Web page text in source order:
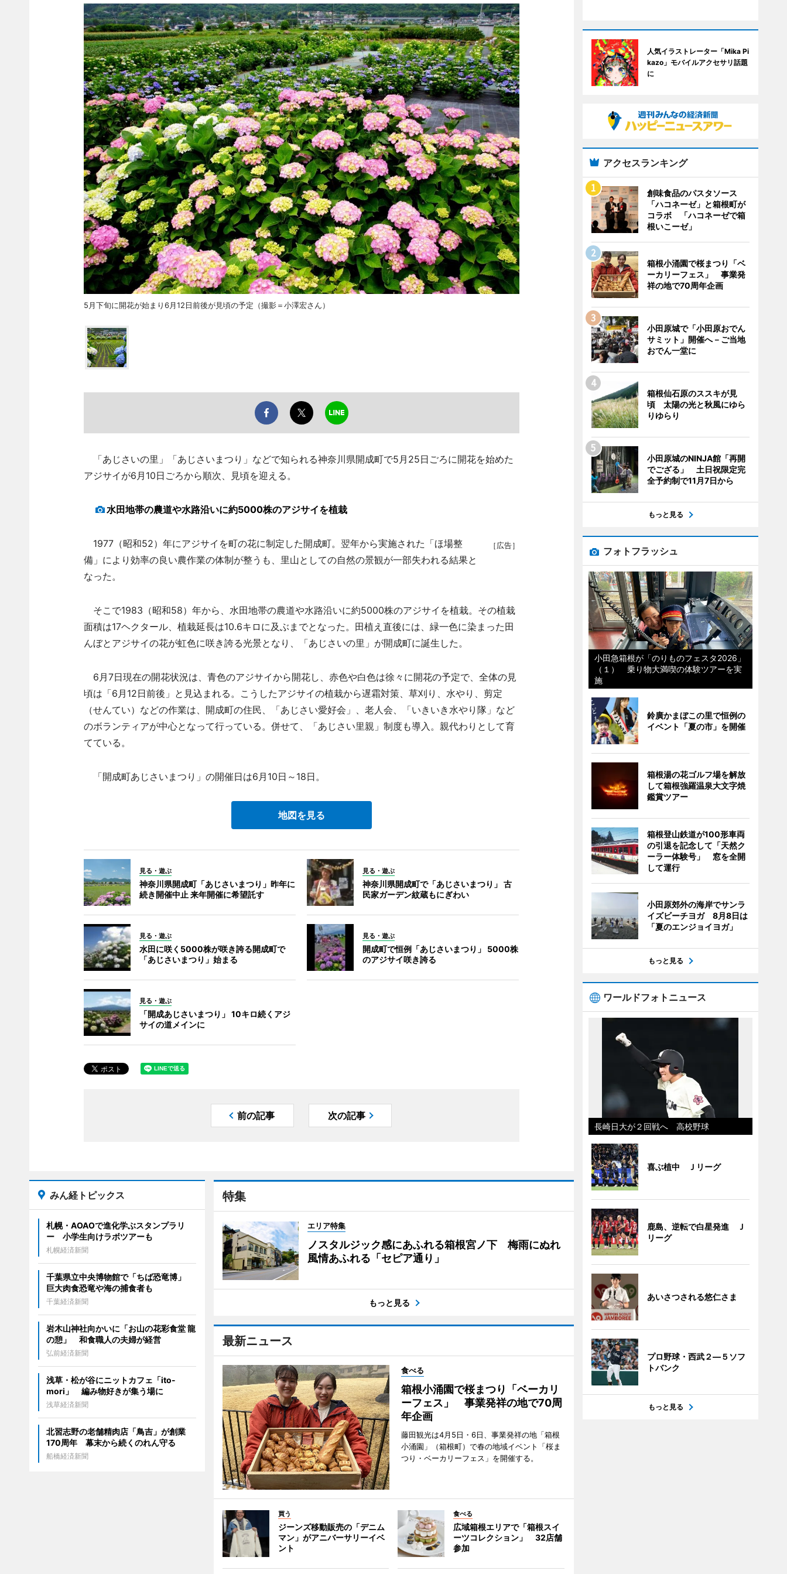
5月下旬に開花が始まり6月12日前後が見頃の予定（撮影＝小澤宏さん）
「あじさいの里」「あじさいまつり」などで知られる神奈川県開成町で5月25日ごろに開花を始めた
アジサイが6月10日ごろから順次、見頃を迎える。
水田地帯の農道や水路沿いに約5000株のアジサイを植栽
［広告］
1977（昭和52）年にアジサイを町の花に制定した開成町。翌年から実施された「ほ場整
備」により効率の良い農作業の体制が整うも、里山としての自然の景観が一部失われる結果と
なった。
そこで1983（昭和58）年から、水田地帯の農道や水路沿いに約5000株のアジサイを植栽。その植栽
面積は17ヘクタール、植栽延長は10.6キロに及ぶまでとなった。田植え直後には、緑一色に染まった田
んぼとアジサイの花が虹色に咲き誇る光景となり、「あじさいの里」が開成町に誕生した。
6月7日現在の開花状況は、青色のアジサイから開花し、赤色や白色は徐々に開花の予定で、全体の見
頃は「6月12日前後」と見込まれる。こうしたアジサイの植栽から遅霜対策、草刈り、水やり、剪定
（せんてい）などの作業は、開成町の住民、「あじさい愛好会」、老人会、「いきいき水やり隊」など
のボランティアが中心となって行っている。併せて、「あじさい里親」制度も導入。親代わりとして育
てている。
「開成町あじさいまつり」の開催日は6月10日～18日。
地図を見る
見る・遊ぶ
神奈川県開成町「あじさいまつり」昨年に
続き開催中止 来年開催に希望託す
見る・遊ぶ
神奈川県開成町で「あじさいまつり」 古
民家ガーデン紋蔵もにぎわい
見る・遊ぶ
水田に咲く5000株が咲き誇る開成町で
「あじさいまつり」始まる
見る・遊ぶ
開成町で恒例「あじさいまつり」 5000株
のアジサイ咲き誇る
見る・遊ぶ
「開成あじさいまつり」 10キロ続くアジ
サイの道メインに
前の記事 次の記事
特集
エリア特集
ノスタルジック感にあふれる箱根宮ノ下 梅雨にぬれ
風情あふれる「セピア通り」
もっと見る
最新ニュース
食べる
箱根小涌園で桜まつり「ベーカリ
ーフェス」 事業発祥の地で70周
年企画
藤田観光は4月5日・6日、事業発祥の地「箱根
小涌園」（箱根町）で春の地域イベント「桜ま
つり・ベーカリーフェス」を開催する。
買う
ジーンズ移動販売の「デニム
マン」がアニバーサリーイベ
ント
食べる
広域箱根エリアで「箱根スイ
ーツコレクション」 32店舗
参加
みん経トピックス
札幌・AOAOで進化学ぶスタンプラリ
ー 小学生向けラボツアーも
札幌経済新聞
千葉県立中央博物館で「ちば恐竜博」
巨大肉食恐竜や海の捕食者も
千葉経済新聞
岩木山神社向かいに「お山の花彩食堂 龍
の憩」 和食職人の夫婦が経営
弘前経済新聞
浅草・松が谷にニットカフェ「ito-
mori」 編み物好きが集う場に
浅草経済新聞
北習志野の老舗精肉店「鳥吉」が創業
170周年 幕末から続くのれん守る
船橋経済新聞
人気イラストレーター「Mika Pi
kazo」モバイルアクセサリ話題
に
アクセスランキング
創味食品のパスタソース
「ハコネーゼ」と箱根町が
コラボ 「ハコネーゼで箱
根いこーゼ」
箱根小涌園で桜まつり「ベ
ーカリーフェス」 事業発
祥の地で70周年企画
小田原城で「小田原おでん
サミット」開催へ－ご当地
おでん一堂に
箱根仙石原のススキが見
頃 太陽の光と秋風にゆら
りゆらり
小田原城のNINJA館「再開
でござる」 土日祝限定完
全予約制で11月7日から
もっと見る
フォトフラッシュ
小田急箱根が「のりものフェスタ2026」
（１） 乗り物大満喫の体験ツアーを実
施
鈴廣かまぼこの里で恒例の
イベント「夏の市」を開催
箱根湯の花ゴルフ場を解放
して箱根強羅温泉大文字焼
鑑賞ツアー
箱根登山鉄道が100形車両
の引退を記念して「天然ク
ーラー体験号」 窓を全開
して運行
小田原郊外の海岸でサンラ
イズビーチヨガ 8月8日は
「夏のエンジョイヨガ」
もっと見る
ワールドフォトニュース
長崎日大が２回戦へ 高校野球
喜ぶ植中 Ｊリーグ
鹿島、逆転で白星発進 Ｊ
リーグ
あいさつされる悠仁さま
プロ野球・西武２―５ソフ
トバンク
もっと見る